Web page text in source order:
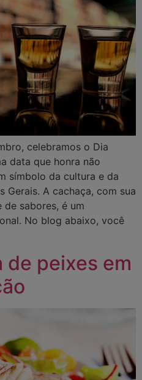
celebramos o Dia
data que honra não
símbolo da cultura e da
Gerais. A cachaça, com sua
sabores, é um
No blog abaixo, você
peixes em